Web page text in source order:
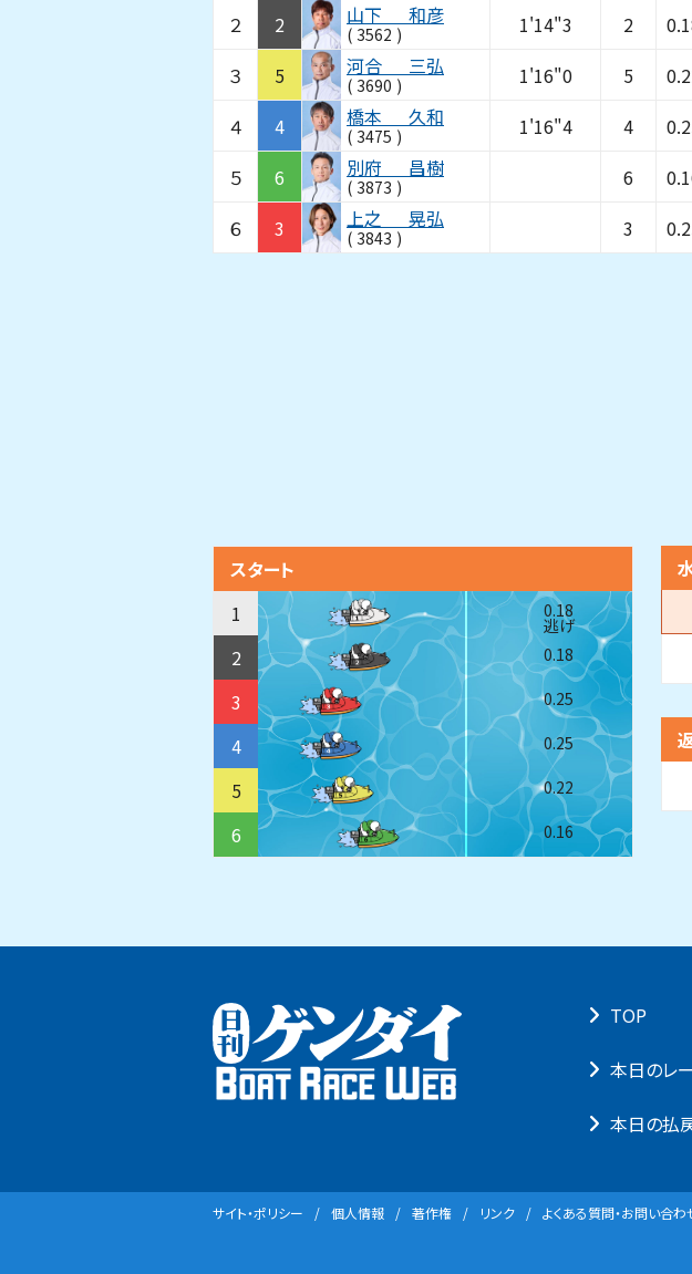
２
2 山下 和彦
( 3562 ) 1'14"3 2
３
5 河合 三弘
( 3690 ) 1'16"0 5
４
4 橋本 久和
( 3475 ) 1'16"4 4
５
6 別府 昌樹
( 3873 ) 6
６
3 上之 晃弘
( 3843 ) 3
スタート
1
0.18
逃げ
2 0.18
3 0.25
4 0.25
5 0.22
6 0.16
TOP
本⽇のレ
本⽇の払
サイト・ポリシー 個⼈情報 著作権 リンク よくある質問・お問い合わ